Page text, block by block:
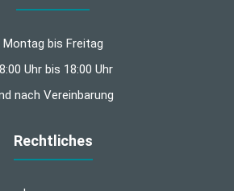
Montag bis Freitag
Uhr bis 18:00 Uhr
nach Vereinbarung
Rechtliches